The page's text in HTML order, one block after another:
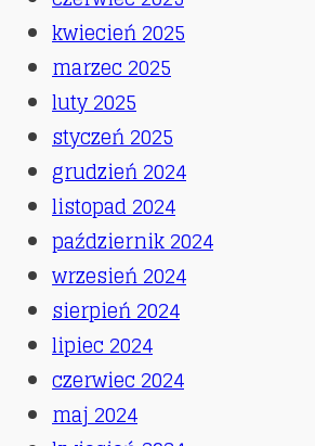
kwiecień 2025
marzec 2025
luty 2025
styczeń 2025
grudzień 2024
listopad 2024
październik 2024
wrzesień 2024
sierpień 2024
lipiec 2024
czerwiec 2024
maj 2024